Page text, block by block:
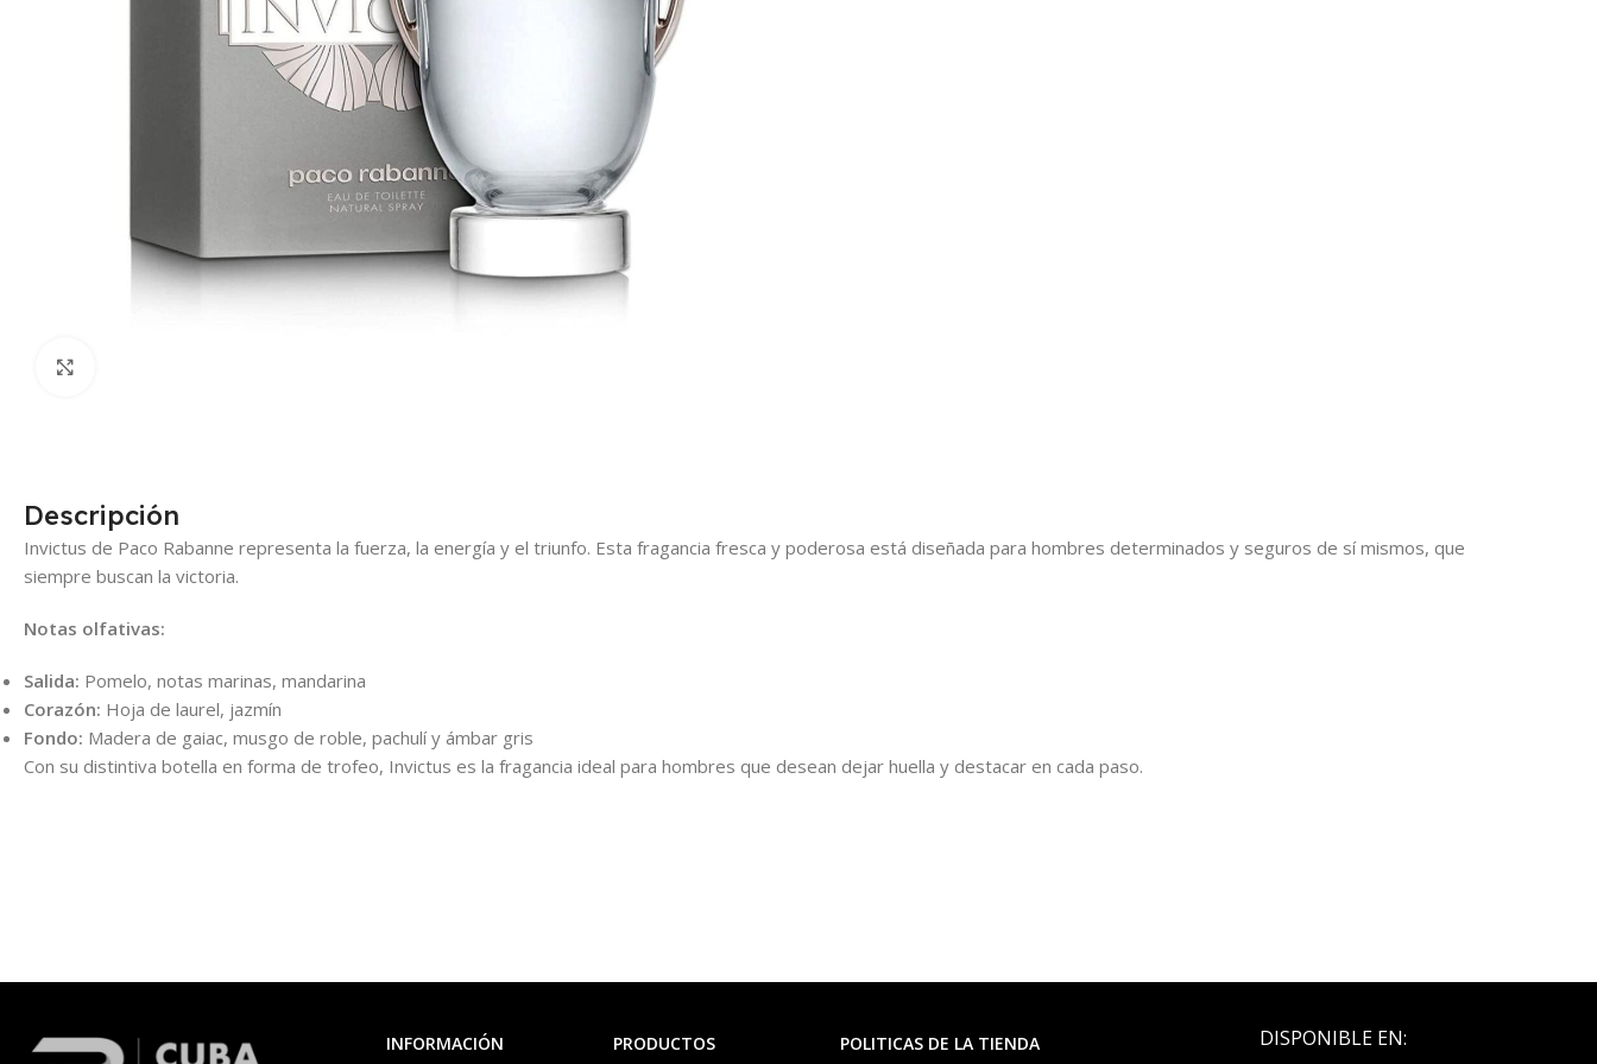
Descripción
Invictus de Paco Rabanne representa la fuerza, la energía y el triunfo. Esta fragancia fresca y poderosa está diseñada para hombres determinados y seguros de sí mismos, que
siempre buscan la victoria.
Notas olfativas:
Salida: Pomelo, notas marinas, mandarina
Corazón: Hoja de laurel, jazmín
Fondo: Madera de gaiac, musgo de roble, pachulí y ámbar gris
Con su distintiva botella en forma de trofeo, Invictus es la fragancia ideal para hombres que desean dejar huella y destacar en cada paso.
INFORMACIÓN PRODUCTOS POLITICAS DE LA TIENDA DISPONIBLE EN: